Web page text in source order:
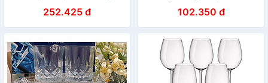
Decor quán Bar phong cách
Châu Âu
252.425 đ 102.350 đ